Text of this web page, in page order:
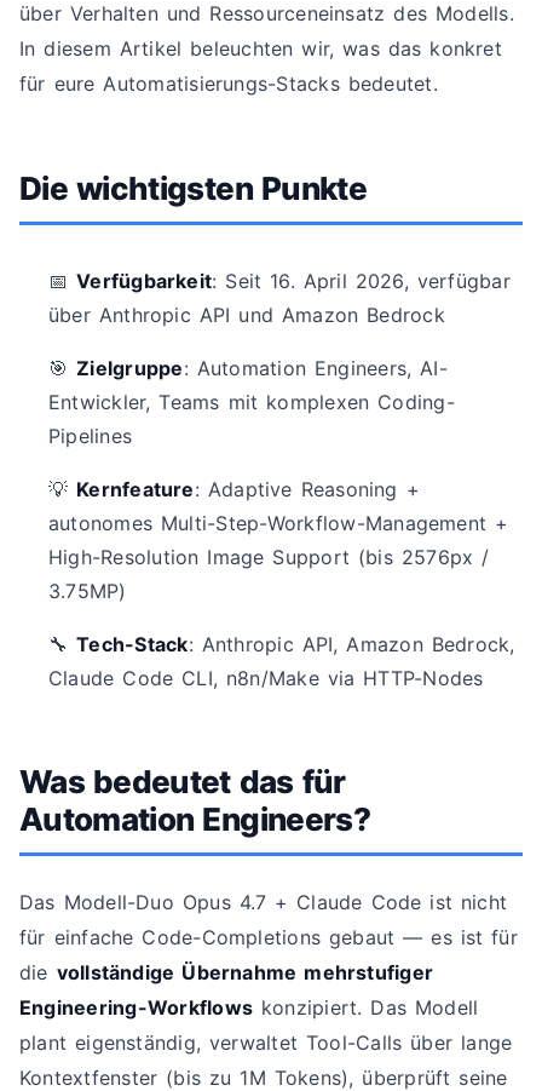
über Verhalten und Ressourceneinsatz des Modells.
In diesem Artikel beleuchten wir, was das konkret
für eure Automatisierungs-Stacks bedeutet.
Die wichtigsten Punkte
📅Verfügbarkeit: Seit 16. April 2026, verfügbar
über Anthropic API und Amazon Bedrock
🎯Zielgruppe: Automation Engineers, AI-
Entwickler, Teams mit komplexen Coding-
Pipelines
💡 Kernfeature: Adaptive Reasoning +
autonomes Multi-Step-Workflow-Management +
High-Resolution Image Support (bis 2576px /
3.75MP)
🔧Tech-Stack: Anthropic API, Amazon Bedrock,
Claude Code CLI, n8n/Make via HTTP-Nodes
Was bedeutet das für
Automation Engineers?
Das Modell-Duo Opus 4.7 + Claude Code ist nicht
für einfache Code-Completions gebaut — es ist für
die vollständige Übernahme mehrstufiger
Engineering-Workflows konzipiert. Das Modell
plant eigenständig, verwaltet Tool-Calls über lange
Kontextfenster (bis zu 1M Tokens), überprüft seine